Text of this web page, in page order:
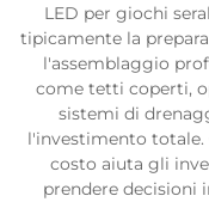
LED per giochi
tipicamente la
l'assemblaggio
come tetti coperti,
sistemi di
l'investimento
costo aiuta gli
prendere decisioni